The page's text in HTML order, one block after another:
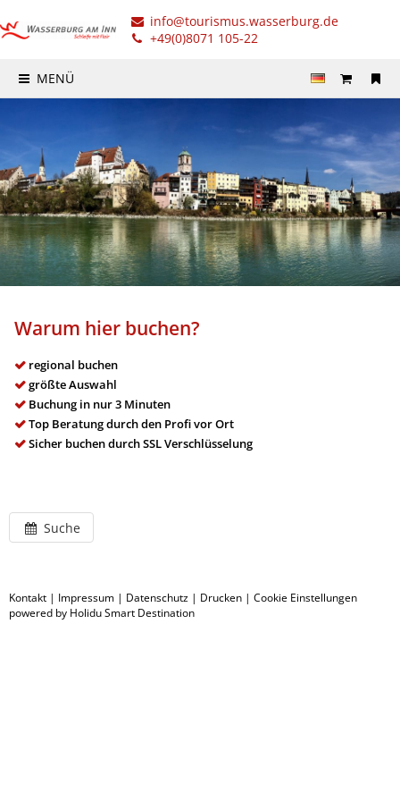
info@tourismus.wasserburg.de
+49(0)8071 105-22
MENÜ
Warum hier buchen?
regional buchen
größte Auswahl
Buchung in nur 3 Minuten
Top Beratung durch den Profi vor Ort
Sicher buchen durch SSL Verschlüsselung
Suche
Kontakt | Impressum | Datenschutz | Drucken | Cookie Einstellungen
powered by Holidu Smart Destination